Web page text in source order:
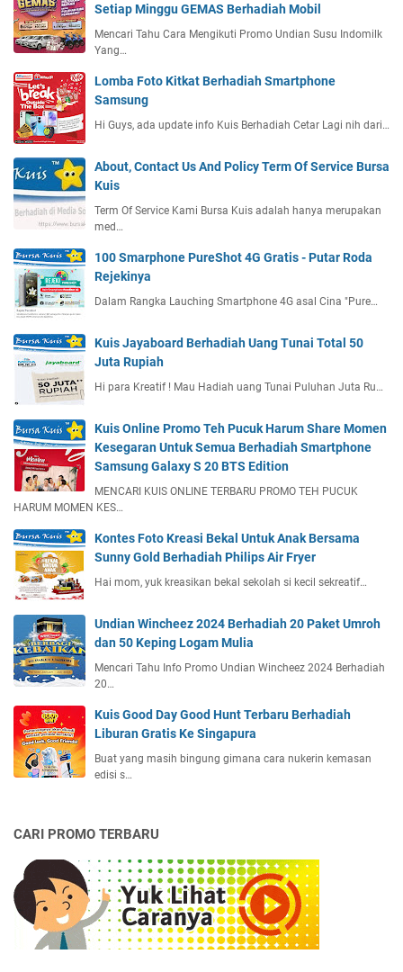
Setiap Minggu GEMAS Berhadiah Mobil
Mencari Tahu Cara Mengikuti Promo Undian Susu Indomilk
Yang…
Lomba Foto Kitkat Berhadiah Smartphone
Samsung
Hi Guys, ada update info Kuis Berhadiah Cetar Lagi nih dari…
About, Contact Us And Policy Term Of Service Bursa
Kuis
Term Of Service Kami Bursa Kuis adalah hanya merupakan
med…
100 Smarphone PureShot 4G Gratis - Putar Roda
Rejekinya
Dalam Rangka Lauching Smartphone 4G asal Cina "Pure…
Kuis Jayaboard Berhadiah Uang Tunai Total 50
Juta Rupiah
Hi para Kreatif ! Mau Hadiah uang Tunai Puluhan Juta Ru…
Kuis Online Promo Teh Pucuk Harum Share Momen
Kesegaran Untuk Semua Berhadiah Smartphone
Samsung Galaxy S 20 BTS Edition
MENCARI KUIS ONLINE TERBARU PROMO TEH PUCUK
HARUM MOMEN KES…
Kontes Foto Kreasi Bekal Untuk Anak Bersama
Sunny Gold Berhadiah Philips Air Fryer
Hai mom, yuk kreasikan bekal sekolah si kecil sekreatif…
Undian Wincheez 2024 Berhadiah 20 Paket Umroh
dan 50 Keping Logam Mulia
Mencari Tahu Info Promo Undian Wincheez 2024 Berhadiah
20…
Kuis Good Day Good Hunt Terbaru Berhadiah
Liburan Gratis Ke Singapura
Buat yang masih bingung gimana cara nukerin kemasan
edisi s…
CARI PROMO TERBARU